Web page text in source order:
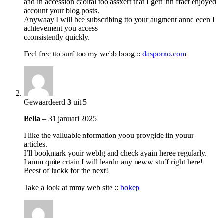
account your blog posts.
Anywaay I will bee subscribing tto your augment annd ecen I
achievement you access
cconsistently quickly.
Feel free tto surf too my webb boog :: dasporno.com
Gewaardeerd 3 uit 5
Bella – 31 januari 2025
I like the valluable nformation yoou provgide iin youur
articles.
I’ll bookmark youir weblg and check ayain heree regularly.
I amm quite crtain I will leardn any neww stuff right here!
Beest of luckk for the next!
Take a look at mmy web site :: bokep